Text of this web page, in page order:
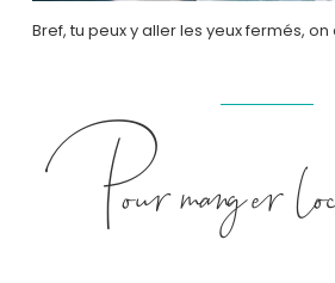
Bref, tu peux y aller les yeux fermés,
Pour manger